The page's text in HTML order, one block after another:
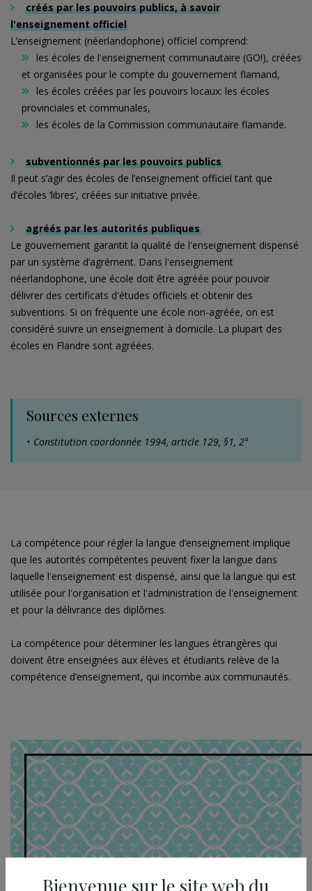
créés par les pouvoirs publics, à savoir
l'enseignement officiel
L’enseignement (néerlandophone) officiel comprend:
les écoles de l'enseignement communautaire (GO!), créées
et organisées pour le compte du gouvernement flamand,
les écoles créées par les pouvoirs locaux: les écoles
provinciales et communales,
les écoles de la Commission communautaire flamande.
subventionnés par les pouvoirs publics
Il peut s’agir des écoles de l’enseignement officiel tant que
d’écoles ‘libres’, créées sur initiative privée.
agréés par les autorités publiques
Le gouvernement garantit la qualité de l'enseignement dispensé
par un système d’agrément. Dans l'enseignement
néerlandophone, une école doit être agréée pour pouvoir
délivrer des certificats d'études officiels et obtenir des
subventions. Si on fréquente une école non-agréée, on est
considéré suivre un enseignement à domicile. La plupart des
écoles en Flandre sont agréées.
Sources externes
Constitution coordonnée 1994, article 129, §1, 2°
La compétence pour régler la langue d’enseignement implique
que les autorités compétentes peuvent fixer la langue dans
laquelle l'enseignement est dispensé, ainsi que la langue qui est
utilisée pour l'organisation et l'administration de l'enseignement
et pour la délivrance des diplômes.
La compétence pour déterminer les langues étrangères qui
doivent être enseignées aux élèves et étudiants relève de la
compétence d’enseignement, qui incombe aux communautés.
Bienvenue sur le site web du